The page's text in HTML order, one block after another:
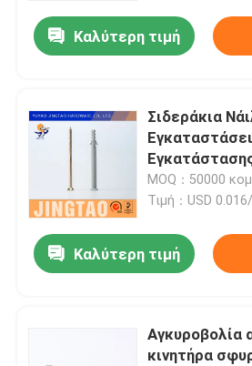
Καλύτερη τιμή
Σιδεράκια
Χρώμα
MOQ：50000
Τιμή：USD
Καλύτερη τιμή
Αγκυροβολία
κινητήρα